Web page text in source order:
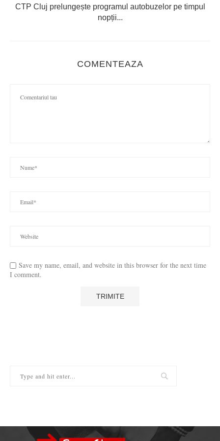
CTP Cluj prelungește programul autobuzelor pe timpul
nopții...
COMENTEAZA
Save my name, email, and website in this browser for the next time
I comment.